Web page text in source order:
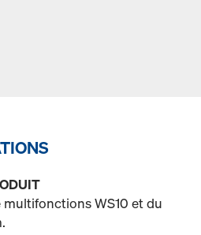
WS10 et du